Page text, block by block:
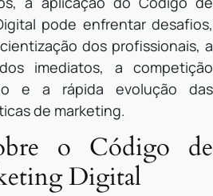
pode enfrentar desafios,
dos profissionais, a
imediatos, a competição
e a rápida evolução das
de marketing.
o Código de
Digital